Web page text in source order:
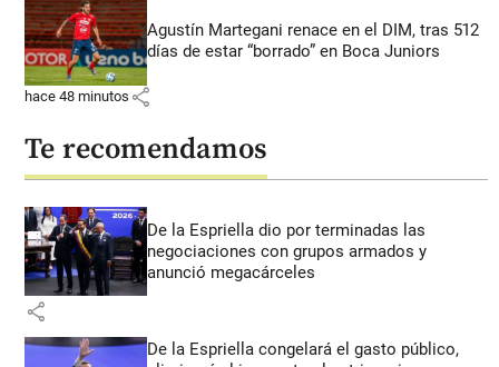
Agustín Martegani renace en el DIM, tras 512
días de estar “borrado” en Boca Juniors
hace 48 minutos share
Te recomendamos
De la Espriella dio por terminadas las
negociaciones con grupos armados y
anunció megacárceles
share
De la Espriella congelará el gasto público,